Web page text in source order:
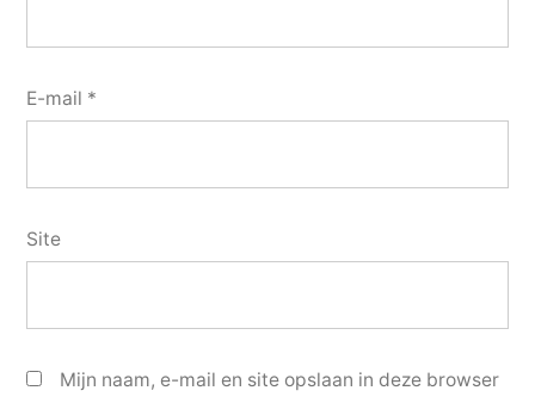
E-mail *
Site
Mijn naam, e-mail en site opslaan in deze browser